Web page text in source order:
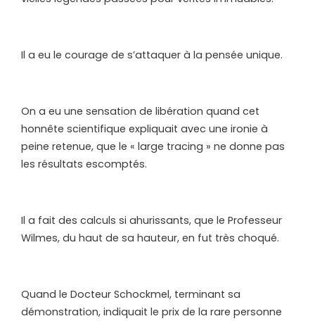
Il a eu le courage de s’attaquer à la pensée unique.
On a eu une sensation de libération quand cet
honnête scientifique expliquait avec une ironie à
peine retenue, que le « large tracing » ne donne pas
les résultats escomptés.
Il a fait des calculs si ahurissants, que le Professeur
Wilmes, du haut de sa hauteur, en fut très choqué.
Quand le Docteur Schockmel, terminant sa
démonstration, indiquait le prix de la rare personne